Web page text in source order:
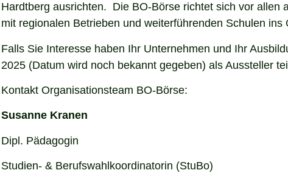
Hardtberg ausrichten. Die BO-Börse richtet sich vor allen
mit regionalen Betrieben und weiterführenden Schulen
Falls Sie Interesse haben Ihr Unternehmen und Ihr
2025 (Datum wird noch bekannt gegeben) als Aussteller
Kontakt Organisationsteam BO-Börse:
Susanne Kranen
Dipl. Pädagogin
Studien- & Berufswahlkoordinatorin (StuBo)